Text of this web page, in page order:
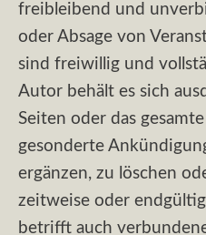
freibleibend und
oder Absage von
sind freiwillig und
Autor behält es sich
Seiten oder das
gesonderte
ergänzen, zu löschen
zeitweise oder
betrifft auch